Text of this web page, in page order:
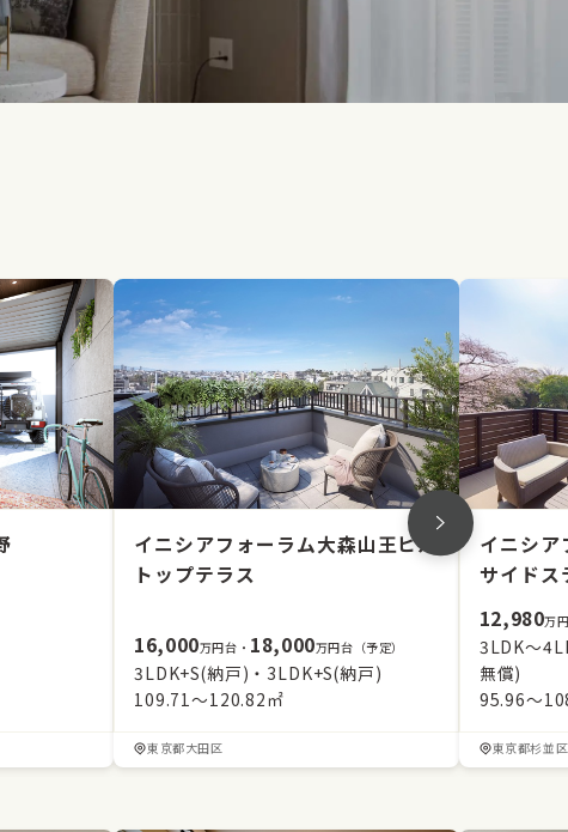
イニシアフォーラム大森山王ヒル
トップテラス
16,000万円台・ 18,000万円台（予定）
3LDK+S(納戸)・3LDK+S(納戸)
109.71～120.82㎡
東京都大田区
イニシア
サイドス
12,980万
3LDK～
無償)
95.96～
東京都杉並区